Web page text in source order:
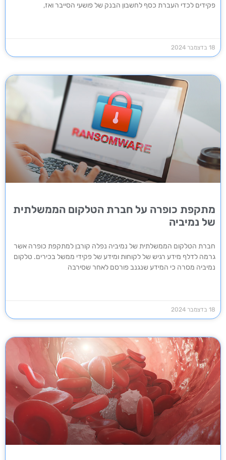
פקידים לכדי העברת כסף לחשבון הבנק של פושעי הסייבר ואז,
18 בדצמבר 2024
מתקפת כופרה על חברת הטלקום הממשלתית
של נמיביה
חברת הטלקום הממשלתית של נמיביה נפלה קורבן למתקפת כופרה אשר
גרמה לדלף מידע רגיש של לקוחות ומידע של פקידי ממשל בכירים. טלקום
נמיביה מסרה כי המידע שנגנב פורסם לאחר שסירבה
18 בדצמבר 2024